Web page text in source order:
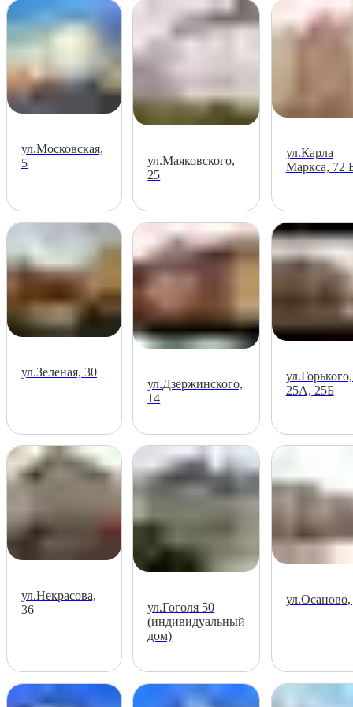
ул.Московская,
5
ул.Маяковского,
25
ул.Карла
Маркса, 72
ул.Зеленая, 30
ул.Дзержинского,
14
25А, 25Б
ул.Некрасова,
36
ул.Гоголя 50
(индивидуальный
дом)
ул.Осаново,